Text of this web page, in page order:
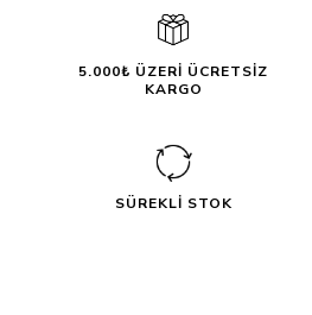
5.000₺ ÜZERİ ÜCRETSİZ
KARGO
SÜREKLİ STOK